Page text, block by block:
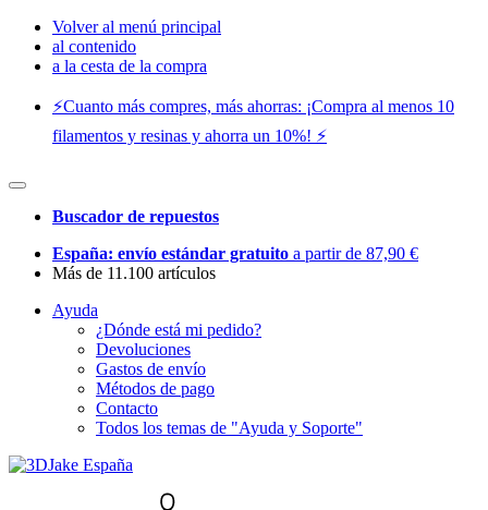
Volver al menú principal
al contenido
a la cesta de la compra
⚡️Cuanto más compres, más ahorras: ¡Compra al menos 10
filamentos y resinas y ahorra un 10%! ⚡️
Buscador de repuestos
España: envío estándar gratuito a partir de 87,90 €
Más de 11.100 artículos
Ayuda
¿Dónde está mi pedido?
Devoluciones
Gastos de envío
Métodos de pago
Contacto
Todos los temas de "Ayuda y Soporte"